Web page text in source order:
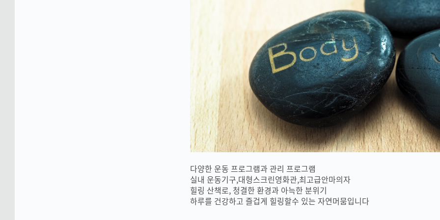
다양한 운동 프로그램과 관리 프로그램
실내 운동기구,대형스크린영화관,최고급안마의자
힐링 산책로, 청결한 환경과 아늑한 분위기
하루를 건강하고 즐겁게 힐링할수 있는 자연머뭄입니다